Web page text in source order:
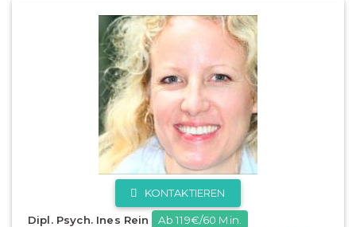
KONTAKTIEREN
Dipl. Psych. Ines Rein Ab 119€/60 Min.